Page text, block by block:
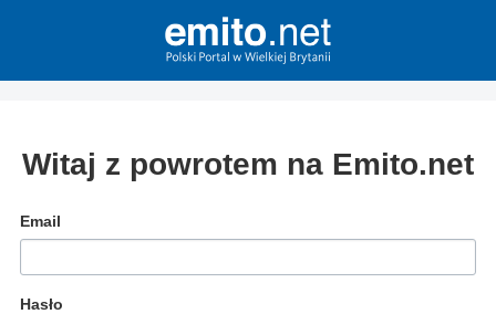
Witaj z powrotem na Emito.net
Email
Hasło